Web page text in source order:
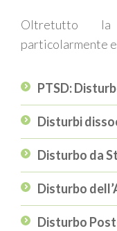
Oltretutto
particolarmente
PTSD:
Disturbi
Disturbo da
Disturbo
Disturbo